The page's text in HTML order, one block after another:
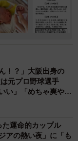
！？」大阪出身の
元プロ野球選手
い」「めちゃ爽や
た運命的カップル
アの熱い夜」に「も